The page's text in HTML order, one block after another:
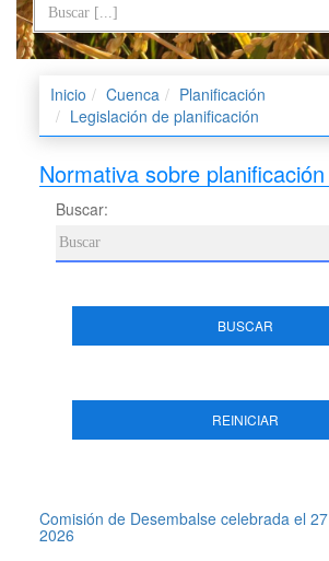
Inicio Cuenca
Planificación
Legislación de planificación
Normativa sobre
Buscar:
BUSCAR
REINICIAR
Comisión de Desembalse celebrada el
2026